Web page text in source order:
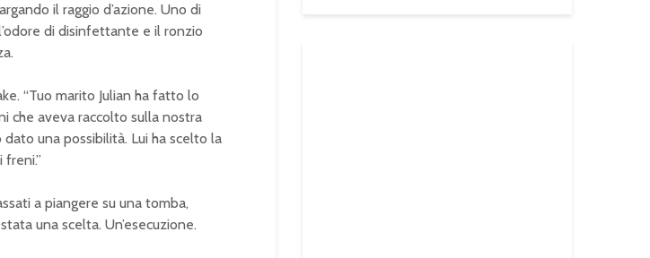
il raggio d’azione. Uno di
di disinfettante e il ronzio
“Tuo marito Julian ha fatto lo
che aveva raccolto sulla nostra
una possibilità. Lui ha scelto la
a piangere su una tomba,
una scelta. Un’esecuzione.